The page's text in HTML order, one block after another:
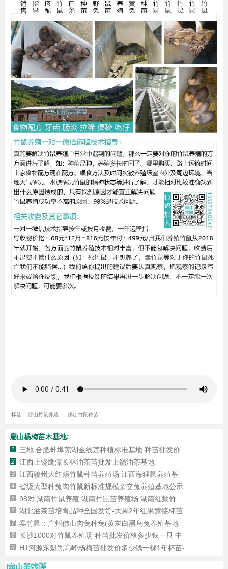
标签： 佛山竹鼠养殖 佛山竹鼠种苗
扁山杨梅苗木基地:
1 三地 合肥蚌埠芜湖金线莲种植标准基地 种苗批发价
2 江西上饶鹰潭长林油茶苗批发上饶油茶基地
3 江西赣州大红颊竹鼠种苗养殖场 江西海狸鼠养殖基
4 省级大型种兔肉竹鼠新标准规模杂交兔养殖基地公示
5 98对 湖南竹鼠养殖 湖南竹鼠苗养殖场 湖南红颊竹
6 湖北油茶苗培育品种全国发货-大果2年红果嫁接杯苗
7 卖竹鼠：广州佛山肉兔种兔(黄灰白黑乌兔养殖基地
8 长沙1000对竹鼠养殖场 种苗批发价格多少钱一只 中
9 H1河源东魁黑高峰杨梅苗批发价多少钱一棵1年杯苗-